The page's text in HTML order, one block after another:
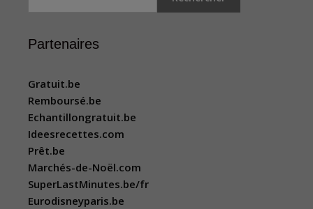
Partenaires
Gratuit.be
Remboursé.be
Echantillongratuit.be
Ideesrecettes.com
Prêt.be
Marchés-de-Noël.com
SuperLastMinutes.be/fr
Eurodisneyparis.be